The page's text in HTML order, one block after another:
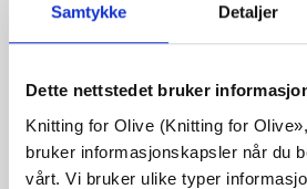
Samtykke Detaljer
Dette nettstedet bruker
Knitting for Olive (Knitting for
bruker informasjonskapsler når du
vårt. Vi bruker ulike typer
sendes samme dag
merinoull
Garnet er sporbart og mulesingfrei